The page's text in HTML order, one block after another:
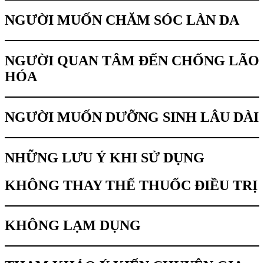
NGƯỜI MUỐN CHĂM SÓC LÀN DA
NGƯỜI QUAN TÂM ĐẾN CHỐNG LÃO
HÓA
NGƯỜI MUỐN DƯỠNG SINH LÂU DÀI
NHỮNG LƯU Ý KHI SỬ DỤNG
KHÔNG THAY THẾ THUỐC ĐIỀU TRỊ
KHÔNG LẠM DỤNG